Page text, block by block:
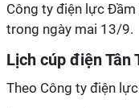
Công ty điện lực
trong ngày mai 13/9.
Lịch cúp điện Tân
Theo Công ty điện lực